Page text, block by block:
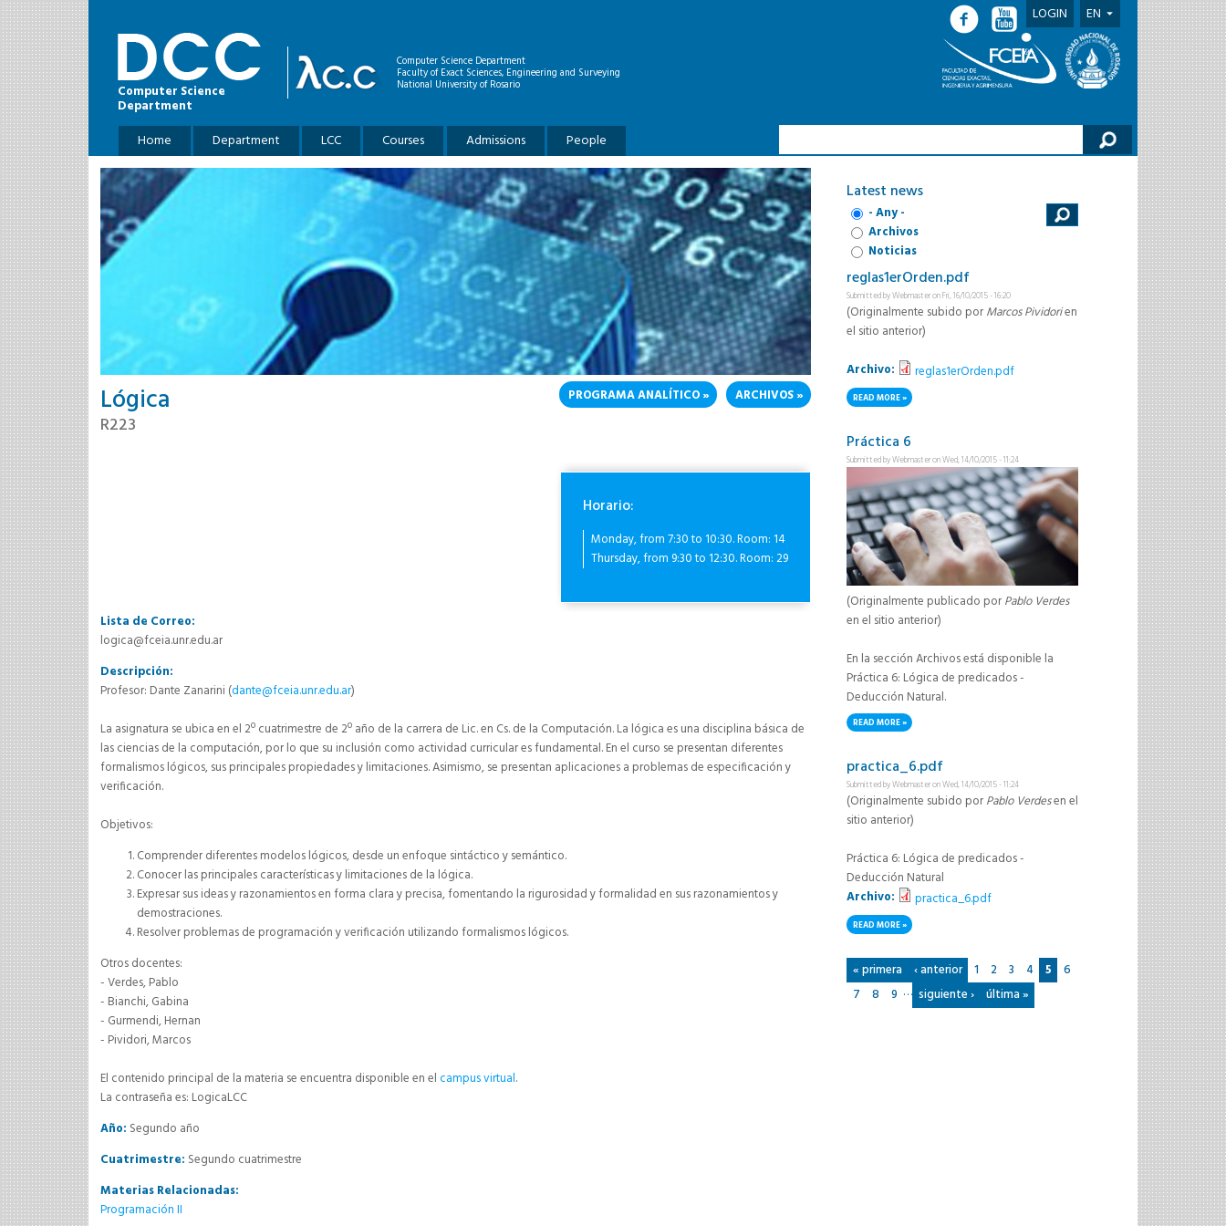
Skip to main content
Computer Science
Department
Computer Science Department
Faculty of Exact Sciences, Engineering and Surveying
National University of Rosario
Main menu
Home Department LCC Courses Admissions People
LOGIN EN
Lógica
R223
ARCHIVOS
PROGRAMA ANALÍTICO
Horario:
Monday, from 7:30 to 10:30. Room: 14
Thursday, from 9:30 to 12:30. Room: 29
Lista de Correo:
logica@fceia.unr.edu.ar
Descripción:
Profesor: Dante Zanarini (dante@fceia.unr.edu.ar)
La asignatura se ubica en el 2º cuatrimestre de 2º año de la carrera de Lic. en Cs. de la Computación. La lógica es una disciplina básica de
las ciencias de la computación, por lo que su inclusión como actividad curricular es fundamental. En el curso se presentan diferentes
formalismos lógicos, sus principales propiedades y limitaciones. Asimismo, se presentan aplicaciones a problemas de especificación y
verificación.
Objetivos:
Comprender diferentes modelos lógicos, desde un enfoque sintáctico y semántico.
Conocer las principales características y limitaciones de la lógica.
Expresar sus ideas y razonamientos en forma clara y precisa, fomentando la rigurosidad y formalidad en sus razonamientos y
demostraciones.
Resolver problemas de programación y verificación utilizando formalismos lógicos.
Otros docentes:
- Verdes, Pablo
- Bianchi, Gabina
- Gurmendi, Hernan
- Pividori, Marcos
El contenido principal de la materia se encuentra disponible en el campus virtual.
La contraseña es: LogicaLCC
Año: Segundo año
Cuatrimestre: Segundo cuatrimestre
Materias Relacionadas:
Programación II
Latest news
- Any -
Archivos
Noticias
reglas1erOrden.pdf
Submitted byWebmasteron Fri, 16/10/2015 - 16:20
(Originalmente subido porMarcos Pividorien
el sitio anterior)
Archivo:
reglas1erOrden.pdf
READ MOREABOUT REGLAS1ERORDEN.PDF
Práctica 6
Submitted byWebmasteron Wed, 14/10/2015 - 11:24
(Originalmente publicado porPablo Verdes
en el sitio anterior)
En la sección Archivos está disponible la
Práctica 6: Lógica de predicados -
Deducción Natural.
READ MOREABOUT PRÁCTICA 6
practica_6.pdf
Submitted byWebmasteron Wed, 14/10/2015 - 11:24
(Originalmente subido porPablo Verdesen el
sitio anterior)
Práctica 6: Lógica de predicados -
Deducción Natural
Archivo:
practica_6.pdf
READ MOREABOUT PRACTICA_6.PDF
Pages
« primera ‹ anterior 1 2 3 4 5
6
7
8 9 … siguiente › última »